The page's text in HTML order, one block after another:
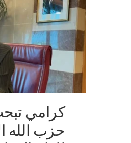
كرامي
حزب الله